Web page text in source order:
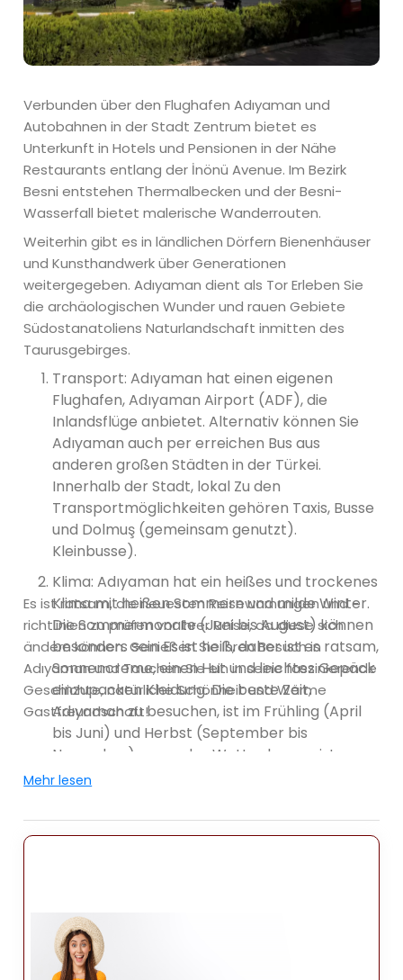
Verbunden über den Flughafen Adıyaman und
Autobahnen in der Stadt Zentrum bietet es
Unterkunft in Hotels und Pensionen in der Nähe
Restaurants entlang der İnönü Avenue. Im Bezirk
Besni entstehen Thermalbecken und der Besni-
Wasserfall bietet malerische Wanderrouten.
Weiterhin gibt es in ländlichen Dörfern Bienenhäuser
und Kunsthandwerk über Generationen
weitergegeben. Adıyaman dient als Tor Erleben Sie
die archäologischen Wunder und rauen Gebiete
Südostanatoliens Naturlandschaft inmitten des
Taurusgebirges.
Transport: Adıyaman hat einen eigenen
Flughafen, Adıyaman Airport (ADF), die
Inlandsflüge anbietet. Alternativ können Sie
Adıyaman auch per erreichen Bus aus
anderen großen Städten in der Türkei.
Innerhalb der Stadt, lokal Zu den
Transportmöglichkeiten gehören Taxis, Busse
und Dolmuş (gemeinsam genutzt).
Kleinbusse).
Klima: Adıyaman hat ein heißes und trockenes
Klima mit heißen Sommern und milde Winter.
Die Sommermonate (Juni bis August) können
besonders sein Es ist heiß, daher ist es ratsam,
Sonnencreme, einen Hut und leichtes Gepäck
einzupacken Kleidung. Die beste Zeit,
Adıyaman zu besuchen, ist im Frühling (April
bis Juni) und Herbst (September bis
November), wenn das Wetter besser ist
mäßig.
Adıyaman ist der Berg Nemrut, ein UNESCO-
Weltkulturerbe. Der Berg ist die Heimat der
das Mausoleum des antiken Commagene-
Es ist ratsam, die neuesten Reisewarnungen und -
richtlinien zu prüfen vor Ihrer Reise, da diese sich
ändern können. Genießen Sie Ihren Besuch in
Adıyaman und Tauchen Sie ein in seine faszinierende
Geschichte, natürliche Schönheit und Wärme
Gastfreundschaft!
Mehr lesen